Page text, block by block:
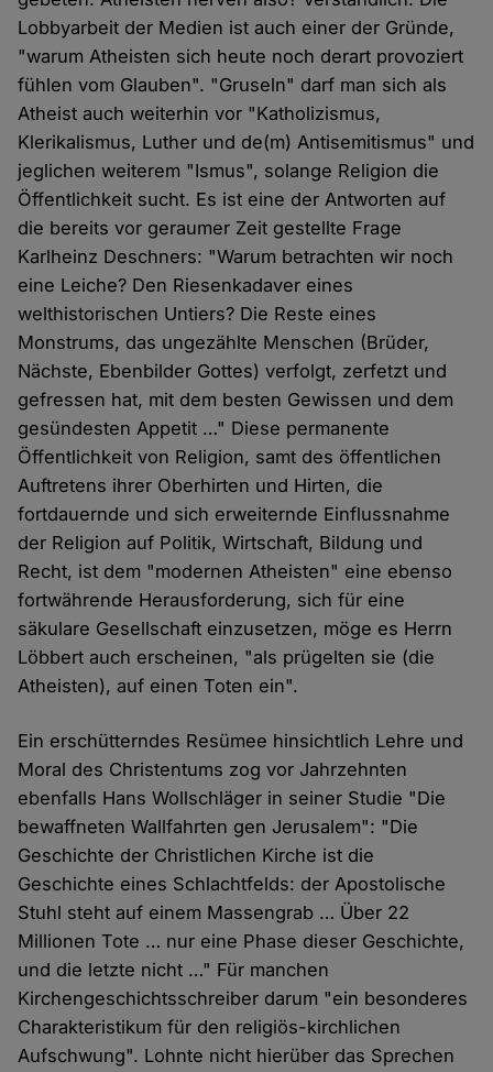
Lobbyarbeit der Medien ist auch einer der Gründe,
"warum Atheisten sich heute noch derart provoziert
fühlen vom Glauben". "Gruseln" darf man sich als
Atheist auch weiterhin vor "Katholizismus,
Klerikalismus, Luther und de(m) Antisemitismus" und
jeglichen weiterem "Ismus", solange Religion die
Öffentlichkeit sucht. Es ist eine der Antworten auf
die bereits vor geraumer Zeit gestellte Frage
Karlheinz Deschners: "Warum betrachten wir noch
eine Leiche? Den Riesenkadaver eines
welthistorischen Untiers? Die Reste eines
Monstrums, das ungezählte Menschen (Brüder,
Nächste, Ebenbilder Gottes) verfolgt, zerfetzt und
gefressen hat, mit dem besten Gewissen und dem
gesündesten Appetit …" Diese permanente
Öffentlichkeit von Religion, samt des öffentlichen
Auftretens ihrer Oberhirten und Hirten, die
fortdauernde und sich erweiternde Einflussnahme
der Religion auf Politik, Wirtschaft, Bildung und
Recht, ist dem "modernen Atheisten" eine ebenso
fortwährende Herausforderung, sich für eine
säkulare Gesellschaft einzusetzen, möge es Herrn
Löbbert auch erscheinen, "als prügelten sie (die
Atheisten), auf einen Toten ein".
Ein erschütterndes Resümee hinsichtlich Lehre und
Moral des Christentums zog vor Jahrzehnten
ebenfalls Hans Wollschläger in seiner Studie "Die
bewaffneten Wallfahrten gen Jerusalem": "Die
Geschichte der Christlichen Kirche ist die
Geschichte eines Schlachtfelds: der Apostolische
Stuhl steht auf einem Massengrab … Über 22
Millionen Tote … nur eine Phase dieser Geschichte,
und die letzte nicht …" Für manchen
Kirchengeschichtsschreiber darum "ein besonderes
Charakteristikum für den religiös-kirchlichen
Aufschwung". Lohnte nicht hierüber das Sprechen